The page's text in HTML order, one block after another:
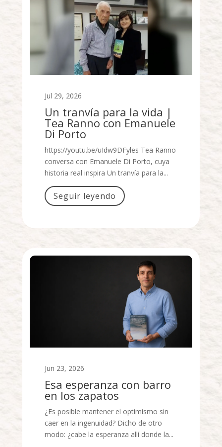
Jul 29, 2026
Un tranvía para la vida |
Tea Ranno con Emanuele
Di Porto
https://youtu.be/uIdw9DFyles Tea Ranno
conversa con Emanuele Di Porto, cuya
historia real inspira Un tranvía para la...
Seguir leyendo
Jun 23, 2026
Esa esperanza con barro
en los zapatos
¿Es posible mantener el optimismo sin
caer en la ingenuidad? Dicho de otro
modo: ¿cabe la esperanza allí donde la...